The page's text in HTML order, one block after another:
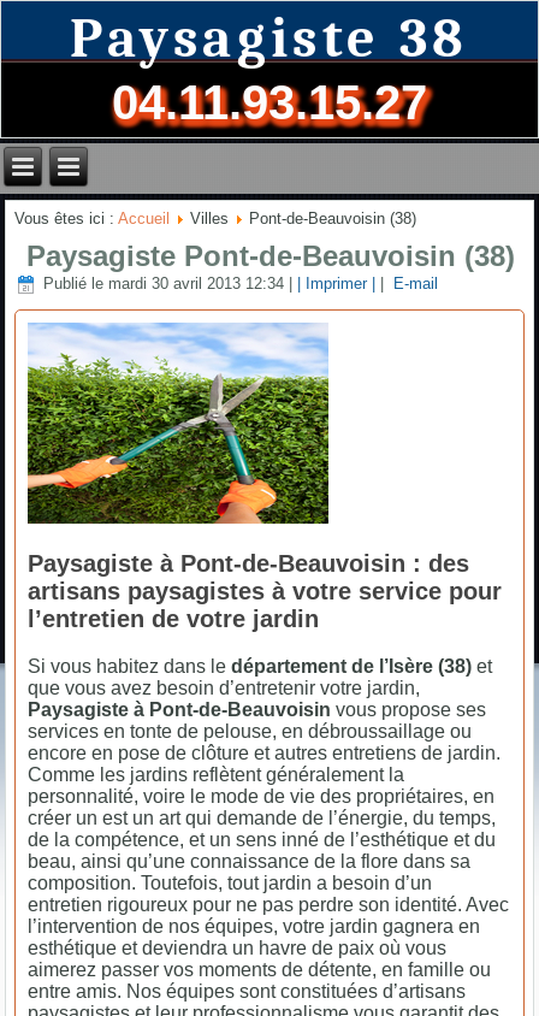
Paysagiste 38
04.11.93.15.27
Vous êtes ici :Accueil Villes Pont-de-Beauvoisin (38)
Paysagiste Pont-de-Beauvoisin (38)
Publié le mardi 30 avril 2013 12:34 | Imprimer | E-mail
Paysagiste à Pont-de-Beauvoisin : des
artisans paysagistes à votre service pour
l’entretien de votre jardin
Si vous habitez dans ledépartement de l’Isère (38) et
que vous avez besoin d’entretenir votre jardin,
Paysagiste à Pont-de-Beauvoisinvous propose ses
services en tonte de pelouse, en débroussaillage ou
encore en pose de clôture et autres entretiens de jardin.
Comme les jardins reflètent généralement la
personnalité, voire le mode de vie des propriétaires, en
créer un est un art qui demande de l’énergie, du temps,
de la compétence, et un sens inné de l’esthétique et du
beau, ainsi qu’une connaissance de la flore dans sa
composition. Toutefois, tout jardin a besoin d’un
entretien rigoureux pour ne pas perdre son identité. Avec
l’intervention de nos équipes, votre jardin gagnera en
esthétique et deviendra un havre de paix où vous
aimerez passer vos moments de détente, en famille ou
entre amis. Nos équipes sont constituées d’artisans